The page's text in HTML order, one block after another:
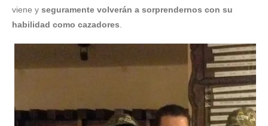
viene y seguramente volverán a sorprendernos con su
habilidad como cazadores